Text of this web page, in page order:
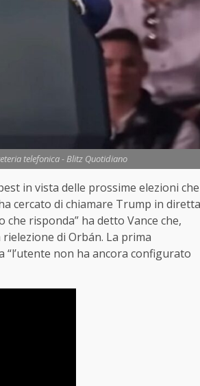
telefonica - Blitz Quotidiano
in vista delle prossime elezioni che
cercato di chiamare Trump in diretta
risponda” ha detto Vance che,
di Orbán. La prima
non ha ancora configurato